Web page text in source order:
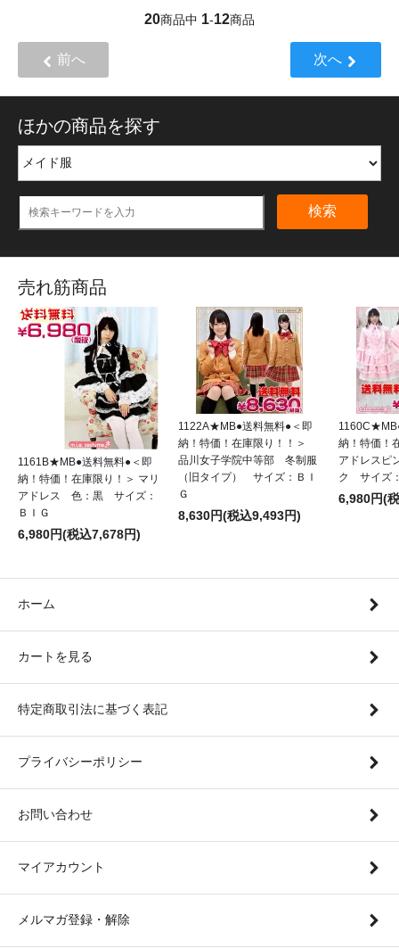
20商品中 1-12商品
前へ 次へ
ほかの商品を探す
検索
売れ筋商品
1161B★MB●送料無料●＜即
納！特価！在庫限り！＞ マリ
アドレス 色：黒 サイズ：
ＢＩＧ
6,980円(税込7,678円)
1122A★MB●送料無料●＜即
納！特価！在庫限り！！＞
品川女子学院中等部 冬制服
（旧タイプ） サイズ：ＢＩ
Ｇ
8,630円(税込9,493円)
納！特価！
アドレスピ
ク サイズ
6,980円(
ホーム
カートを見る
特定商取引法に基づく表記
プライバシーポリシー
お問い合わせ
マイアカウント
メルマガ登録・解除